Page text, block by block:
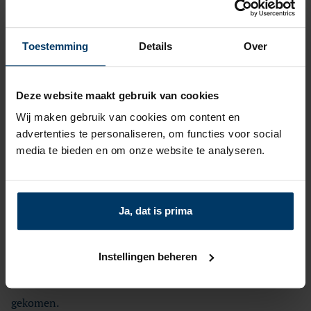
Toestemming Details Over
Deze website maakt gebruik van cookies
Wij maken gebruik van cookies om content en
advertenties te personaliseren, om functies voor social
media te bieden en om onze website te analyseren.
Ja, dat is prima
Instellingen beheren
directeur Sanne Muijser op bezoek geweest bij Van der
Stephan de Valk (MEVW) en Janique Akkerman (Van der
Velde Boeken) hebben zij een goed gesprek gevoerd over
het gehele boekenvak.
Er is gesproken over het belang van het
ondernemersklimaat voor boekverkopers en de rol die
van lezen en educatief lesmateriaal. Uiteraard is ook de
gekomen.